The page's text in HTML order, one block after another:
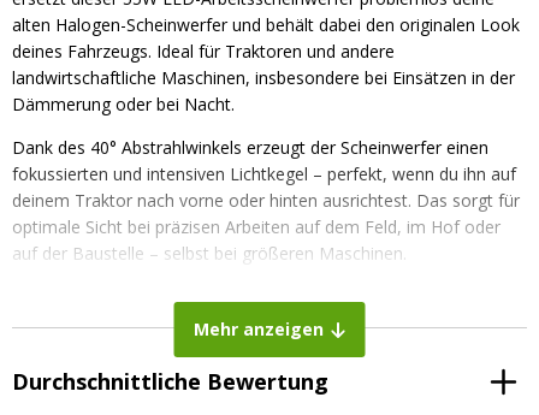
alten Halogen-Scheinwerfer und behält dabei den originalen Look
deines Fahrzeugs. Ideal für Traktoren und andere
landwirtschaftliche Maschinen, insbesondere bei Einsätzen in der
Dämmerung oder bei Nacht.
Dank des 40° Abstrahlwinkels erzeugt der Scheinwerfer einen
fokussierten und intensiven Lichtkegel – perfekt, wenn du ihn auf
deinem Traktor nach vorne oder hinten ausrichtest. Das sorgt für
optimale Sicht bei präzisen Arbeiten auf dem Feld, im Hof oder
auf der Baustelle – selbst bei größeren Maschinen.
Der CR-1022-40 wurde zwar speziell für den Fendt Vario
entwickelt, ist jedoch äußerst vielseitig einsetzbar: Er passt auch
auf Modelle von Case IH, Zetor, John Deere, Deutz-Fahr, New
Holland, Valtra, Claas, Massey Ferguson, Steyr und Ursus. So
profitierst du markenübergreifend von seiner starken Leistung und
Mehr anzeigen
Durchschnittliche Bewertung